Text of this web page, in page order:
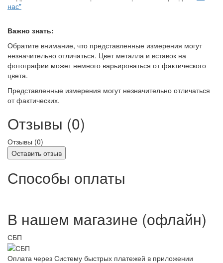
нас"
Важно знать:
Обратите внимание, что представленные измерения могут
незначительно отличаться. Цвет металла и вставок на
фотографии может немного варьироваться от фактического
цвета.
Представленные измерения могут незначительно отличаться
от фактических.
Отзывы (0)
Отзывы (0)
Оставить отзыв
Способы оплаты
В нашем магазине (офлайн)
СБП
Оплата через Систему быстрых платежей в приложении